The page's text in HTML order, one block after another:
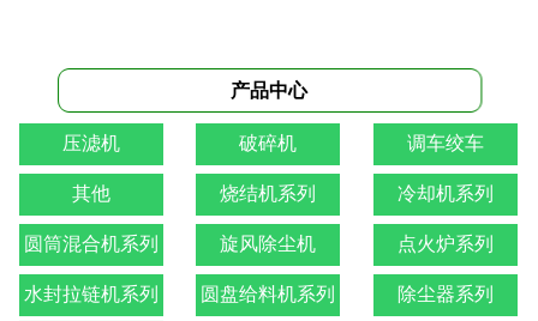
产品中心
压滤机 破碎机 调车绞车
其他 烧结机系列 冷却机系列
圆筒混合机系列 旋风除尘机 点火炉系列
水封拉链机系列 圆盘给料机系列
除尘器系列